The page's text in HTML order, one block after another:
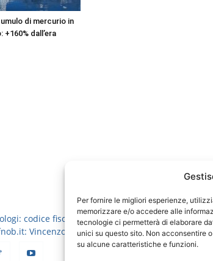
Per fornire le migliori esperienze,
memorizzare e/o accedere alle
tecnologie ci permetterà di elaborare
unici su questo sito. Non acconsentire
su alcune caratteristiche e funzioni.
di mercurio in
dall’era
codice fiscale 80069130583
Vincenzo D'Anna